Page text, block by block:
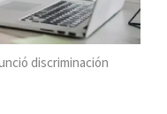
discriminación